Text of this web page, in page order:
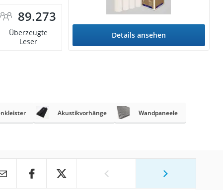
89.273
Überzeugte
Leser
Details ansehen
Akustikvorhänge Wandpaneele